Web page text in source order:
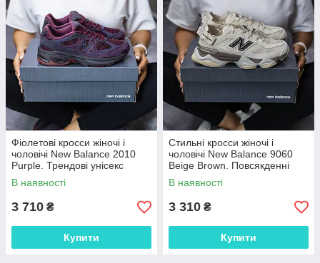
Фіолетові кросси жіночі і
чоловічі New Balance 2010
Purple. Трендові унісекс
кроссівки Нью Беленс 2010.
В наявності
3 710 ₴
Купити
Стильні кросси жіночі і
чоловічі New Balance 9060
Beige Brown. Повсякденні
унісекс кроссівки Нью Беленс
9060.
В наявності
3 310 ₴
Купити